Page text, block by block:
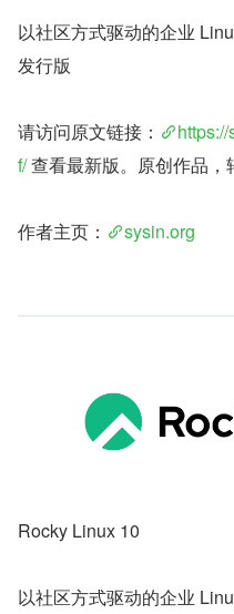
以社区方式驱动的企业
发行版
请访问原文链接：
f/ 查看最新版。原创作品，
作者主页： sysin.org
Rocky Linux 10
以社区方式驱动的企业